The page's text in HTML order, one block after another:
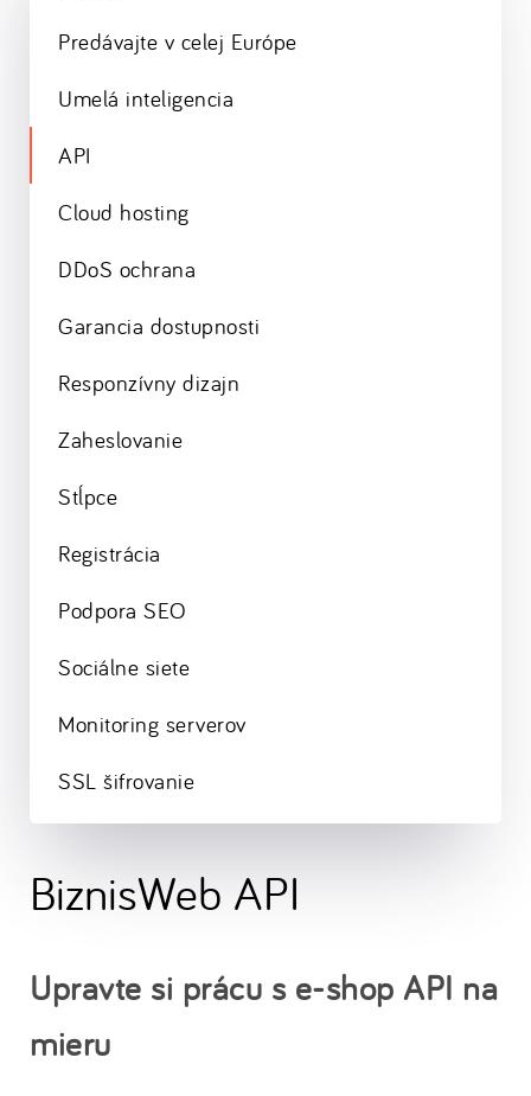
BiznisWeb API
Upravte si prácu s e-shop API na
mieru
Predávajte v celej Európe
Umelá inteligencia
API
Cloud hosting
DDoS ochrana
Garancia dostupnosti
Responzívny dizajn
Zaheslovanie
Stĺpce
Registrácia
Podpora SEO
Sociálne siete
Monitoring serverov
SSL šifrovanie